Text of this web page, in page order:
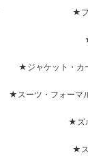
★
★ジャケット・カ
★スーツ・フォーマ
★ズ
★